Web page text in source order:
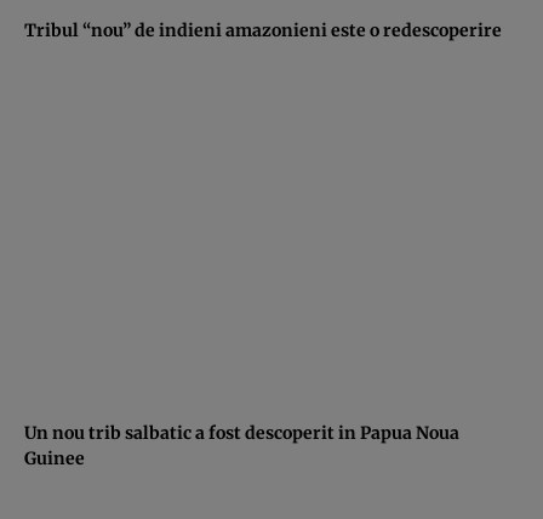
Tribul “nou” de indieni amazonieni este o redescoperire
Un nou trib salbatic a fost descoperit in Papua Noua
Guinee